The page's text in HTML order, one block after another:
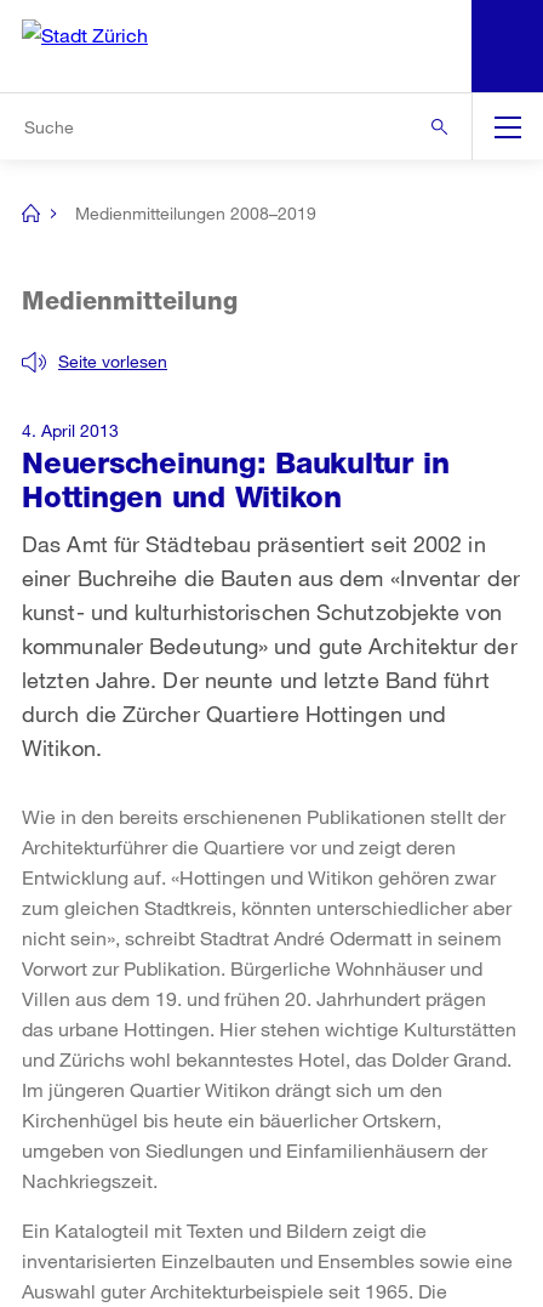
Navigation
[no
Medienmitteilungen 2008–2019
Neuerscheinung: Baukultur in
Hottingen und Witikon
Seite vorlesen
Medienmitteilung
Das Amt für Städtebau präsentiert seit 2002 in
einer Buchreihe die Bauten aus dem «Inventar der
kunst- und kulturhistorischen Schutzobjekte von
kommunaler Bedeutung» und gute Architektur der
letzten Jahre. Der neunte und letzte Band führt
durch die Zürcher Quartiere Hottingen und
Witikon.
4. April 2013
Wie in den bereits erschienenen Publikationen stellt der
Architekturführer die Quartiere vor und zeigt deren
Entwicklung auf. «Hottingen und Witikon gehören zwar
zum gleichen Stadtkreis, könnten unterschiedlicher aber
nicht sein», schreibt Stadtrat André Odermatt in seinem
Vorwort zur Publikation. Bürgerliche Wohnhäuser und
Villen aus dem 19. und frühen 20. Jahrhundert prägen
das urbane Hottingen. Hier stehen wichtige Kulturstätten
und Zürichs wohl bekanntestes Hotel, das Dolder Grand.
Im jüngeren Quartier Witikon drängt sich um den
Kirchenhügel bis heute ein bäuerlicher Ortskern,
umgeben von Siedlungen und Einfamilienhäusern der
Nachkriegszeit.
Ein Katalogteil mit Texten und Bildern zeigt die
inventarisierten Einzelbauten und Ensembles sowie eine
Auswahl guter Architekturbeispiele seit 1965. Die